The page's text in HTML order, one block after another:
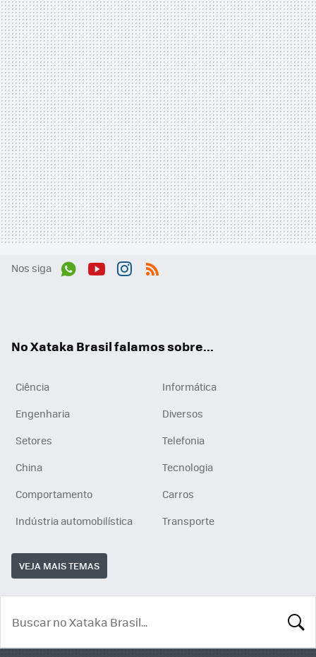
Nos siga
No Xataka Brasil falamos sobre...
Ciência
Informática
Engenharia
Diversos
Setores
Telefonia
China
Tecnologia
Comportamento
Carros
Indústria automobilística
Transporte
VEJA MAIS TEMAS